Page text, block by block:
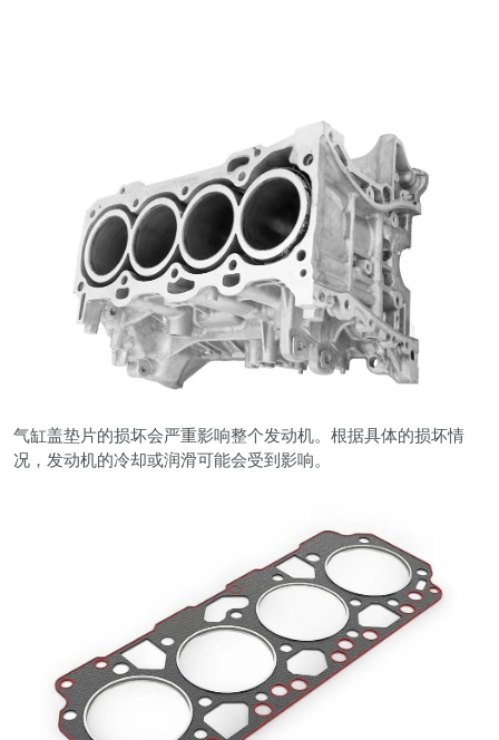
气缸盖垫片的损坏会严重影响整个发动机。根据具体的损坏情
况，发动机的冷却或润滑可能会受到影响。